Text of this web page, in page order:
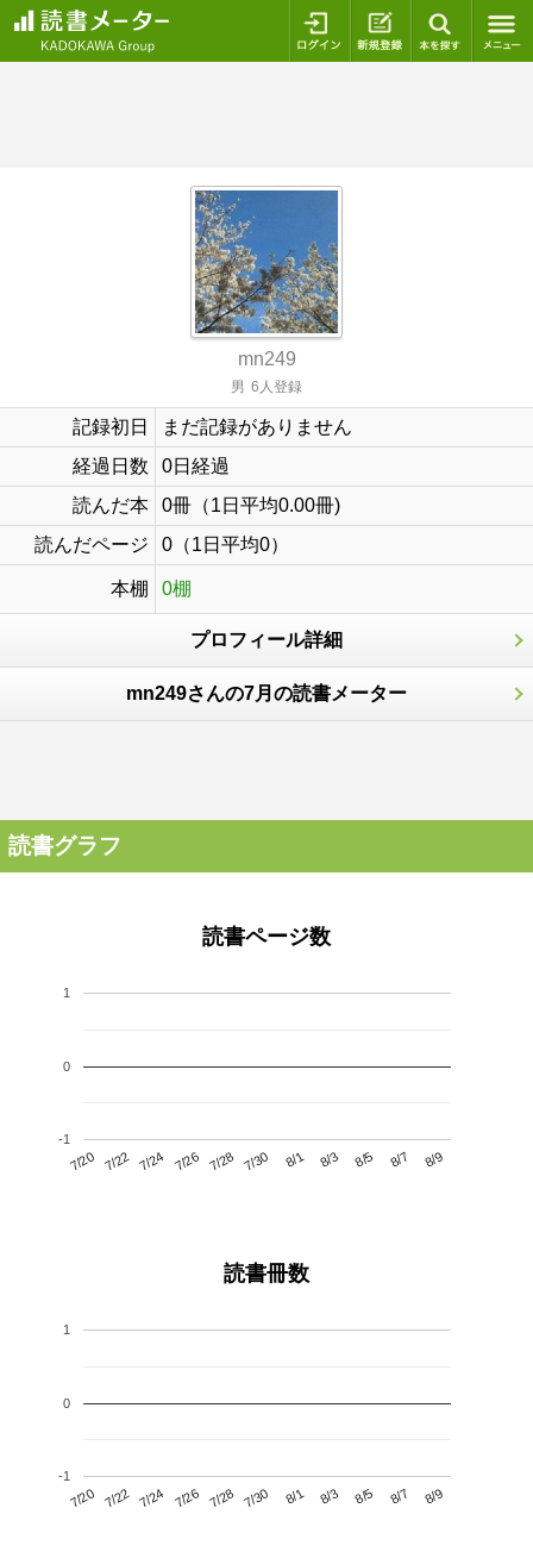
ログイン 新規登録
mn249
男 6人登録
記録初日
まだ記録がありません
経過日数
0日経過
読んだ本
0冊（1日平均0.00冊)
読んだページ
0（1日平均0）
本棚 0棚
プロフィール詳細
mn249さんの7月の読書メーター
読書グラフ
読書ページ数
7/20 7/22 7/24 7/26 7/28 7/30 8/1 8/3 8/5 8/7 8/9
-1
0
1
読書冊数
7/20 7/22 7/24 7/26 7/28 7/30 8/1 8/3 8/5 8/7 8/9
-1
0
1